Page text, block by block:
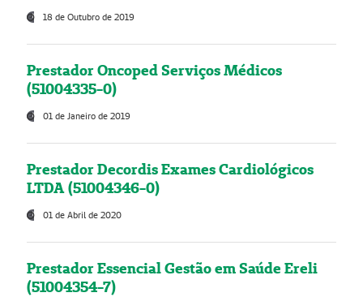
18 de Outubro de 2019
Prestador Oncoped Serviços Médicos
(51004335-0)
01 de Janeiro de 2019
Prestador Decordis Exames Cardiológicos
LTDA (51004346-0)
01 de Abril de 2020
Prestador Essencial Gestão em Saúde Ereli
(51004354-7)